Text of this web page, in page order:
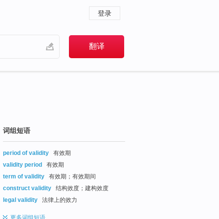
登录
词组短语
period of validity
有效期
validity period
有效期
term of validity
有效期；有效期间
construct validity
结构效度；建构效度
legal validity
法律上的效力
更多词组短语